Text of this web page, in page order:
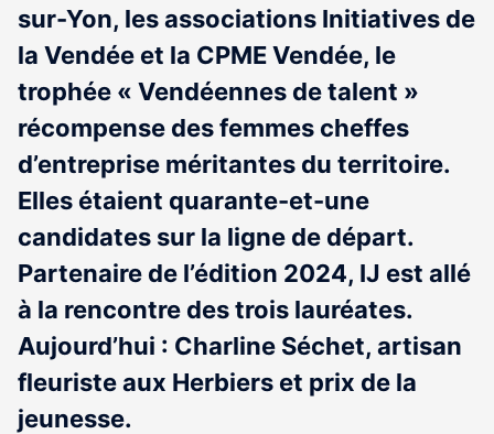
sur-Yon, les associations Initiatives de
la Vendée et la CPME Vendée, le
trophée « Vendéennes de talent »
récompense des femmes cheffes
d’entreprise méritantes du territoire.
Elles étaient quarante-et-une
candidates sur la ligne de départ.
Partenaire de l’édition 2024, IJ est allé
à la rencontre des trois lauréates.
Aujourd’hui : Charline Séchet, artisan
fleuriste aux Herbiers et prix de la
jeunesse.